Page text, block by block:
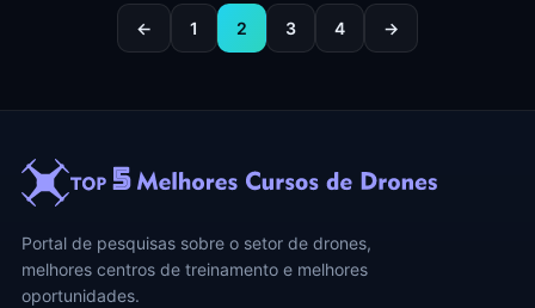
← 1 2 3 4 →
Portal de pesquisas sobre o setor de drones,
melhores centros de treinamento e melhores
oportunidades.